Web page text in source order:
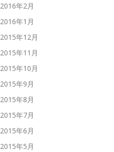
2016年2月
2016年1月
2015年12月
2015年11月
2015年10月
2015年9月
2015年8月
2015年7月
2015年6月
2015年5月